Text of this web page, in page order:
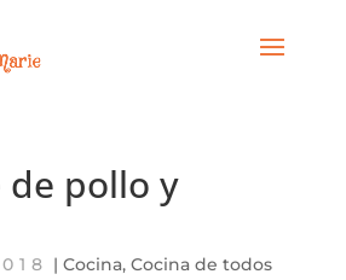
de pollo y
| Cocina, Cocina de todos